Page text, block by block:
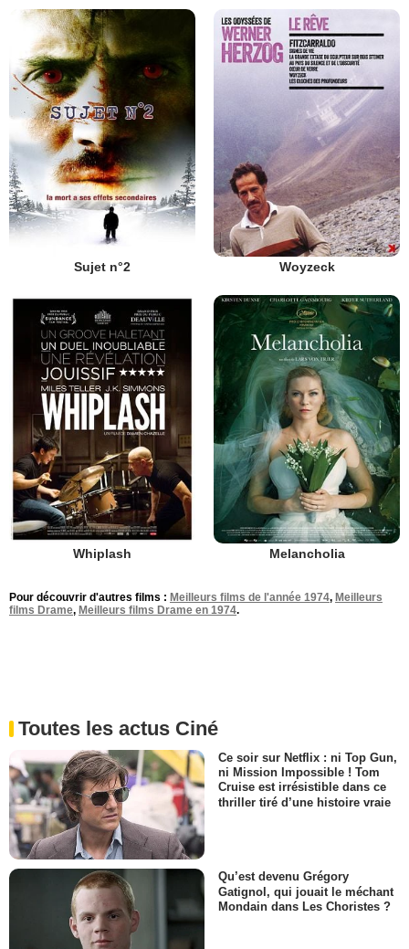
Sujet n°2 Woyzeck
Whiplash Melancholia
Pour découvrir d'autres films : Meilleurs films de l'année 1974, Meilleurs
films Drame, Meilleurs films Drame en 1974.
Toutes les actus Ciné
Ce soir sur Netflix : ni Top Gun,
ni Mission Impossible ! Tom
Cruise est irrésistible dans ce
thriller tiré d’une histoire vraie
Qu’est devenu Grégory
Gatignol, qui jouait le méchant
Mondain dans Les Choristes ?